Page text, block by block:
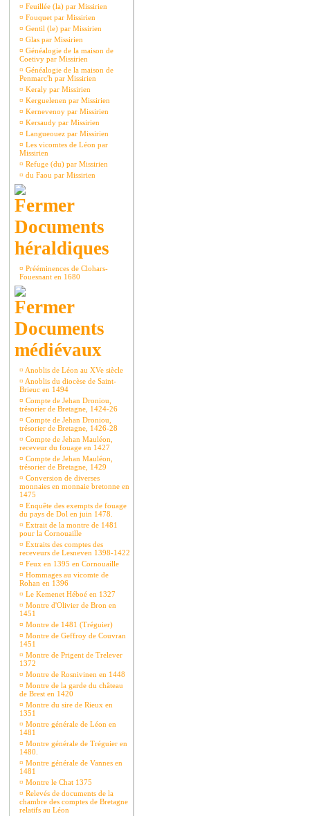
¤ Feuillée (la) par Missirien
¤ Fouquet par Missirien
¤ Gentil (le) par Missirien
¤ Glas par Missirien
¤ Généalogie de la maison de
Coetivy par Missirien
¤ Généalogie de la maison de
Penmarc'h par Missirien
¤ Keraly par Missirien
¤ Kerguelenen par Missirien
¤ Kernevenoy par Missirien
¤ Kersaudy par Missirien
¤ Langueouez par Missirien
¤ Les vicomtes de Léon par
Missirien
¤ Refuge (du) par Missirien
¤ du Faou par Missirien
Documents
héraldiques
¤ Prééminences de Clohars-
Fouesnant en 1680
Documents
médiévaux
¤ Anoblis de Léon au XVe siècle
¤ Anoblis du diocèse de Saint-
Brieuc en 1494
¤ Compte de Jehan Droniou,
trésorier de Bretagne, 1424-26
¤ Compte de Jehan Droniou,
trésorier de Bretagne, 1426-28
¤ Compte de Jehan Mauléon,
receveur du fouage en 1427
¤ Compte de Jehan Mauléon,
trésorier de Bretagne, 1429
¤ Conversion de diverses
monnaies en monnaie bretonne en
1475
¤ Enquête des exempts de fouage
du pays de Dol en juin 1478.
¤ Extrait de la montre de 1481
pour la Cornouaille
¤ Extraits des comptes des
receveurs de Lesneven 1398-1422
¤ Feux en 1395 en Cornouaille
¤ Hommages au vicomte de
Rohan en 1396
¤ Le Kemenet Héboé en 1327
¤ Montre d'Olivier de Bron en
1451
¤ Montre de 1481 (Tréguier)
¤ Montre de Geffroy de Couvran
1451
¤ Montre de Prigent de Trelever
1372
¤ Montre de Rosnivinen en 1448
¤ Montre de la garde du château
de Brest en 1420
¤ Montre du sire de Rieux en
1351
¤ Montre générale de Léon en
1481
¤ Montre générale de Tréguier en
1480.
¤ Montre générale de Vannes en
1481
¤ Montre le Chat 1375
¤ Relevés de documents de la
chambre des comptes de Bretagne
relatifs au Léon